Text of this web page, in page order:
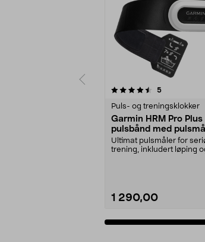
5anmeldelser
Puls- og treningsklokker
Garmin HRM Pro Plus
pulsbånd med
Ultimat pulsmåler for
trening, inkludert løping
1 290,00
5.0av 5 stjerner